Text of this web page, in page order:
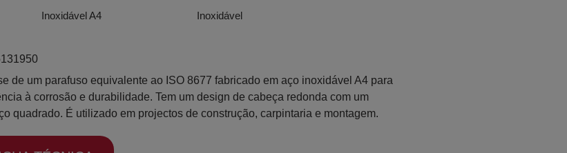
Inoxidável A4 Inoxidável
de um parafuso equivalente ao ISO 8677 fabricado em aço inoxidável A4 para
à corrosão e durabilidade. Tem um design de cabeça redonda com um
quadrado. É utilizado em projectos de construção, carpintaria e montagem.